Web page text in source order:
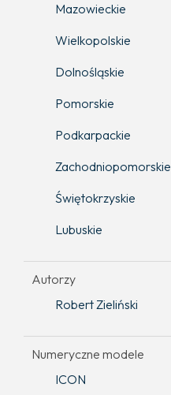
Mazowieckie
Wielkopolskie
Dolnośląskie
Pomorskie
Podkarpackie
Zachodniopomorskie
Świętokrzyskie
Lubuskie
Autorzy
Robert Zieliński
Numeryczne modele
ICON